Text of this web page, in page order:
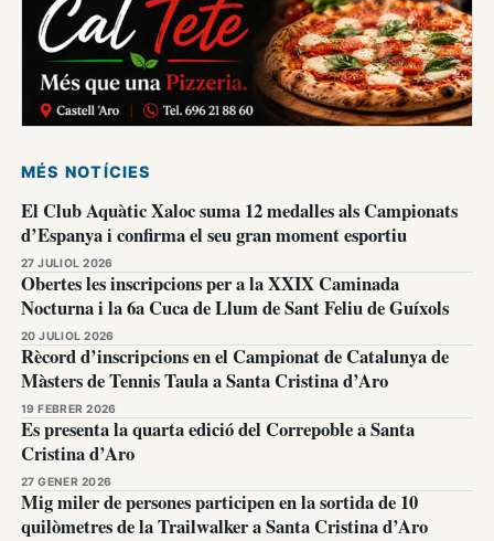
MÉS NOTÍCIES
El Club Aquàtic Xaloc suma 12 medalles als Campionats
d’Espanya i confirma el seu gran moment esportiu
27 JULIOL 2026
Obertes les inscripcions per a la XXIX Caminada
Nocturna i la 6a Cuca de Llum de Sant Feliu de Guíxols
20 JULIOL 2026
Rècord d’inscripcions en el Campionat de Catalunya de
Màsters de Tennis Taula a Santa Cristina d’Aro
19 FEBRER 2026
Es presenta la quarta edició del Correpoble a Santa
Cristina d’Aro
27 GENER 2026
Mig miler de persones participen en la sortida de 10
quilòmetres de la Trailwalker a Santa Cristina d’Aro